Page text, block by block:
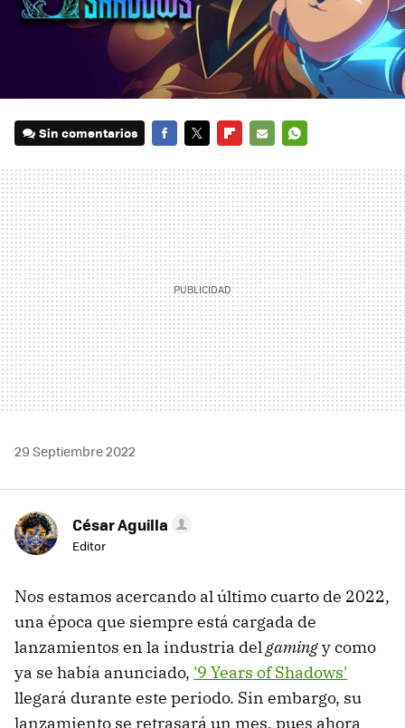
Sin comentarios
MAIL
29 Septiembre 2022
César Aguilla
Editor
Nos estamos acercando al último cuarto de 2022,
una época que siempre está cargada de
lanzamientos en la industria delgamingy como
ya se había anunciado, '9 Years of Shadows'
llegará durante este periodo. Sin embargo, su
lanzamiento se retrasará un mes, pues ahora